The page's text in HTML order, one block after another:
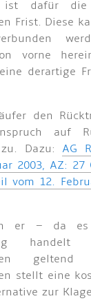
ist dafür
Frist. Diese
vorne
derartige
den
auf
Dazu: AG
2003, AZ: 27
vom 12.
er – da
stellt eine
zur